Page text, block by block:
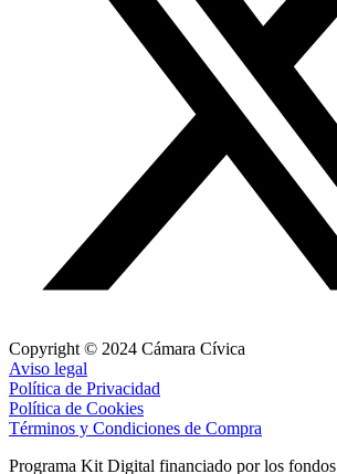
Copyright © 2024 Cámara Cívica
Aviso legal
Política de Privacidad
Política de Cookies
Términos y Condiciones de Compra
Programa Kit Digital financiado por los fondos